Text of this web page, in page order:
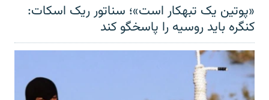
«پوتین یک تبهکار است»؛ سناتور ریک اسکات:
کنگره باید روسیه را پاسخگو کند